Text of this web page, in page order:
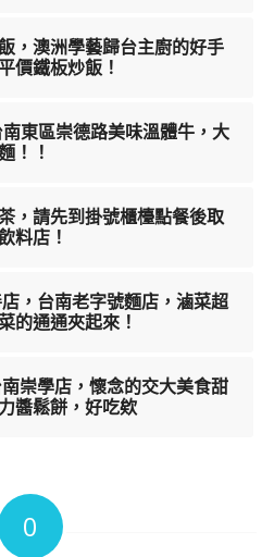
，澳洲學藝歸台主廚的好手
價鐵板炒飯！
東區崇德路美味溫體牛，大
！！
，請先到掛號櫃檯點餐後取
料店！
，台南老字號麵店，滷菜超
的通通夾起來！
崇學店，懷念的交大美食甜
醬鬆餅，好吃欸
0